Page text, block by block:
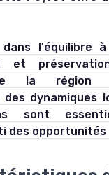
l'équilibre
et
la région
des dynamiques
sont
des opportunités